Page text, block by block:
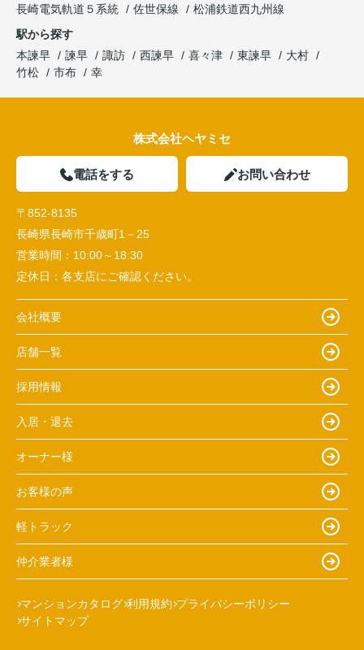
長崎電気軌道５系統
佐世保線
松浦鉄道西九州線
駅から探す
本諫早
諫早 諏訪 西諫早 喜々津 東諫早
大村
竹松
市布 幸
株式会社ヘヤミセ
電話をする お問い合わせ
〒852-8135
長崎県長崎市千歳町1－25
営業時間： 10:00～18:30
定休日： 各支店にご確認ください。
会社概要
店舗一覧
採用情報
入居・退去
オーナー様
お客様の声
軽トラック
仲介業者様
マンションカタログ 利用規約 プライバシーポリシー
サイトマップ